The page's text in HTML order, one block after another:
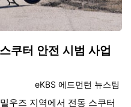
쿠터 안전 시범 사업
등록자
eKBS 에드먼턴 뉴스팀
우즈 지역에서 전동 스쿠터